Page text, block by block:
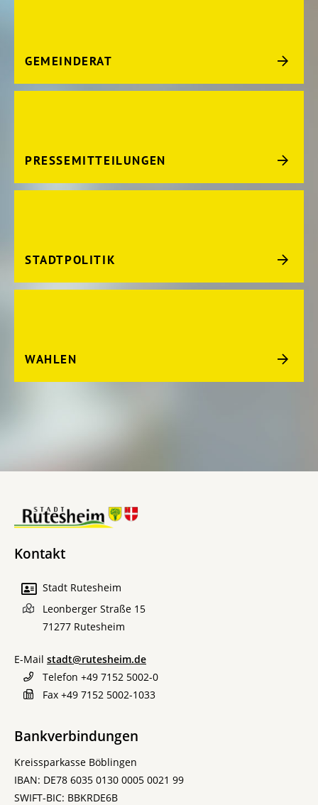
GEMEINDERAT
PRESSEMITTEILUNGEN
STADTPOLITIK
WAHLEN
Kontakt
Stadt Rutesheim
Leonberger Straße 15
71277 Rutesheim
E-Mail stadt@rutesheim.de
Telefon +49 7152 5002-0
Fax +49 7152 5002-1033
Bankverbindungen
Kreissparkasse Böblingen
IBAN: DE78 6035 0130 0005 0021 99
SWIFT-BIC: BBKRDE6B